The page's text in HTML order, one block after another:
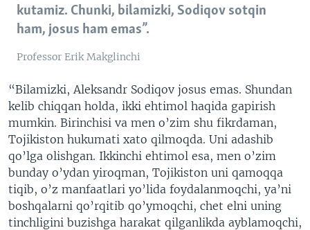
kutamiz. Chunki, bilamizki, Sodiqov sotqin
ham, josus ham emas”.
Professor Erik Makglinchi
“Bilamizki, Aleksandr Sodiqov josus emas. Shundan
kelib chiqqan holda, ikki ehtimol haqida gapirish
mumkin. Birinchisi va men o’zim shu fikrdaman,
Tojikiston hukumati xato qilmoqda. Uni adashib
qo’lga olishgan. Ikkinchi ehtimol esa, men o’zim
bunday o’ydan yiroqman, Tojikiston uni qamoqqa
tiqib, o’z manfaatlari yo’lida foydalanmoqchi, ya’ni
boshqalarni qo’rqitib qo’ymoqchi, chet elni uning
tinchligini buzishga harakat qilganlikda ayblamoqchi,